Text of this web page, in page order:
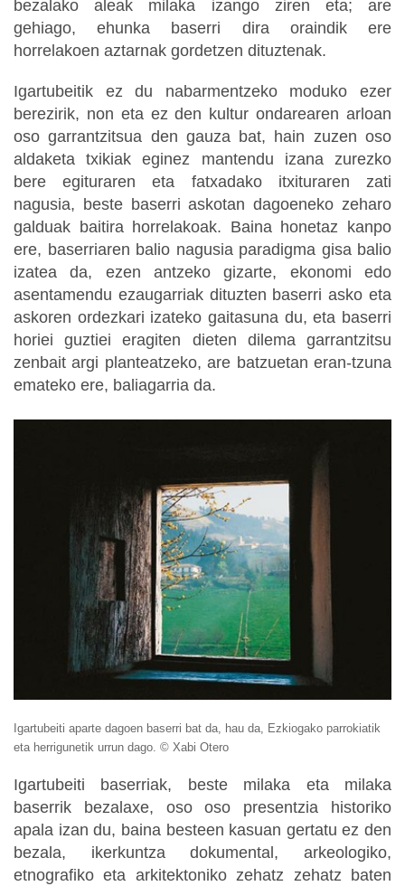
bezalako aleak milaka izango ziren eta; are
gehiago, ehunka baserri dira oraindik ere
horrelakoen aztarnak gordetzen dituztenak.
Igartubeitik ez du nabarmentzeko moduko ezer
berezirik, non eta ez den kultur ondarearen arloan
oso garrantzitsua den gauza bat, hain zuzen oso
aldaketa txikiak eginez mantendu izana zurezko
bere egituraren eta fatxadako itxituraren zati
nagusia, beste baserri askotan dagoeneko zeharo
galduak baitira horrelakoak. Baina honetaz kanpo
ere, baserriaren balio nagusia paradigma gisa balio
izatea da, ezen antzeko gizarte, ekonomi edo
asentamendu ezaugarriak dituzten baserri asko eta
askoren ordezkari izateko gaitasuna du, eta baserri
horiei guztiei eragiten dieten dilema garrantzitsu
zenbait argi planteatzeko, are batzuetan eran-tzuna
emateko ere, baliagarria da.
Igartubeiti aparte dagoen baserri bat da, hau da, Ezkiogako parrokiatik
eta herrigunetik urrun dago. © Xabi Otero
Igartubeiti baserriak, beste milaka eta milaka
baserrik bezalaxe, oso oso presentzia historiko
apala izan du, baina besteen kasuan gertatu ez den
bezala, ikerkuntza dokumental, arkeologiko,
etnografiko eta arkitektoniko zehatz zehatz baten